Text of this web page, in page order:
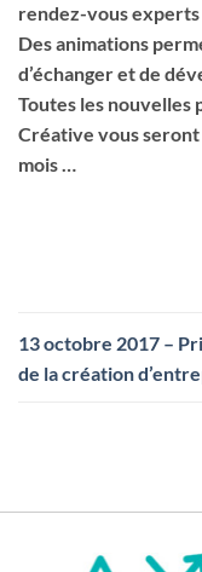
rendez-vous
Des animations
d’échanger et de
Toutes les nouvelles
Créative vous
mois …
13 octobre 2017 –
de la création